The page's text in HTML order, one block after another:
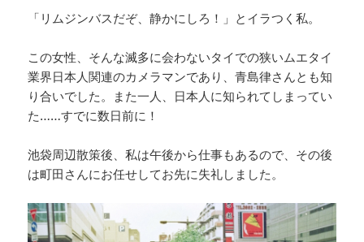
「リムジンバスだぞ、静かにしろ！」とイラつく私。
この女性、そんな滅多に会わないタイでの狭いムエタイ
業界日本人関連のカメラマンであり、青島律さんとも知
り合いでした。また一人、日本人に知られてしまってい
た……すでに数日前に！
池袋周辺散策後、私は午後から仕事もあるので、その後
は町田さんにお任せしてお先に失礼しました。